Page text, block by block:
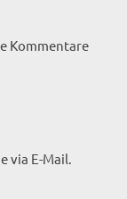
Kommentare
via E-Mail.